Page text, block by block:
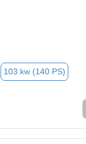
103 kw (140 PS)